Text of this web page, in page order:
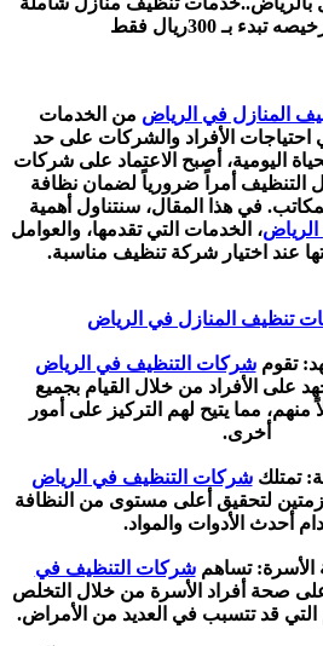
تبدء بـ 300ريال فقط
المنازل في الرياض من الخدمات
احتياجات الأفراد والشركات على حد
اليومية، أصبح الاعتماد على شركات
أمراً ضرورياً لضمان نظافة
في هذا المقال، سنتناول أهمية
، الخدمات التي تقدمها، والعوامل
عند اختيار شركة تنظيف مناسبة.
تنظيف المنازل في الرياض
تقومشركات التنظيف في الرياض
على الأفراد من خلال القيام بجميع
منهم، مما يتيح لهم التركيز على أمور
أخرى.
تمتلكشركات التنظيف في الرياض
لتحقيق أعلى مستوى من النظافة
أحدث الأدوات والمواد.
الأسرة: تساهمشركات التنظيف في
صحة أفراد الأسرة من خلال التخلص
التي قد تتسبب في العديد من الأمراض.